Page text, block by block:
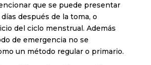
que se puede presentar
días después de la toma, o
del ciclo menstrual. Además
de emergencia no se
un método regular o primario.